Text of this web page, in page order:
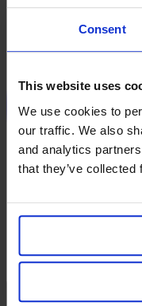
Consent
This website uses
We use cookies to
our traffic. We also
and analytics
that they’ve
Español